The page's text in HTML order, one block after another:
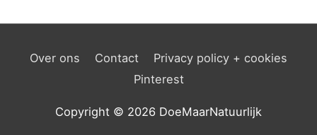
Over ons Contact
Privacy policy + cookies
Pinterest
Copyright © 2026 DoeMaarNatuurlijk